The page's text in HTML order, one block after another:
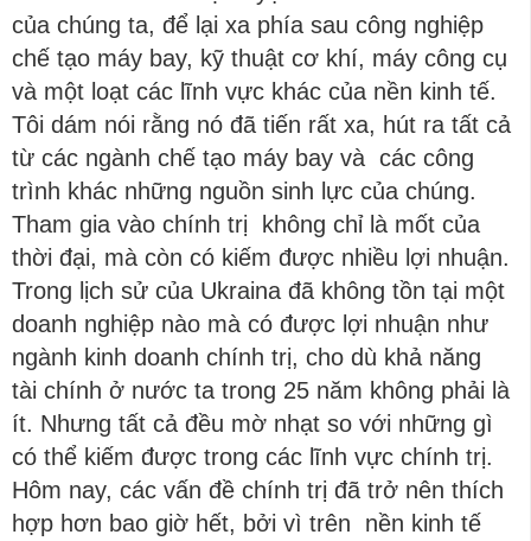
của chúng ta, để lại xa phía sau công nghiệp
chế tạo máy bay, kỹ thuật cơ khí, máy công cụ
và một loạt các lĩnh vực khác của nền kinh tế.
Tôi dám nói rằng nó đã tiến rất xa, hút ra tất cả
từ các ngành chế tạo máy bay và các công
trình khác những nguồn sinh lực của chúng.
Tham gia vào chính trị không chỉ là mốt của
thời đại, mà còn có kiếm được nhiều lợi nhuận.
Trong lịch sử của Ukraina đã không tồn tại một
doanh nghiệp nào mà có được lợi nhuận như
ngành kinh doanh chính trị, cho dù khả năng
tài chính ở nước ta trong 25 năm không phải là
ít. Nhưng tất cả đều mờ nhạt so với những gì
có thể kiếm được trong các lĩnh vực chính trị.
Hôm nay, các vấn đề chính trị đã trở nên thích
hợp hơn bao giờ hết, bởi vì trên nền kinh tế